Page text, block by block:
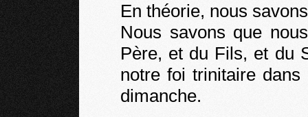
En théorie, nous
Nous savons que
Père, et du Fils, et du
notre foi trinitaire
dimanche.